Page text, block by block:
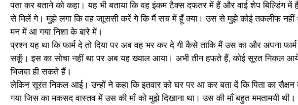
पता कर बताने को कहा। यह भी बताया कि वह इंकम टैक्स दफतर में हैं और वाई शेप बिल्डिंग में
से मिलें गे। मुझे लगा कि वह जाूससी करें गे कि मैं सच में हूॅं क्या। उस से मुझेे कोई तकलीफ नहीं
मन में आ गया निशा के बारे में।
प्रश्न यह था कि फार्म दे तो दिया पर अब वह भर कर दे गी कैसे ताकि मैं उस का और अपना
सकूॅं। इस का सोचा नहीं था पर अब यह ख्याल आया। अभी तीन हफते हैं, कोई सूरत निकल आये
भिजवा ही सकते हैं।
लेकिन सूरत निकल आई। उन्हों ने कहा कि इतवार को घर पर आ कर बता दें कि पिता का
गया जिस का मकसद वास्तव में उस की मॉं को मुझे दिखाना था। उस की मॉं बहुत ममतामयी थी।